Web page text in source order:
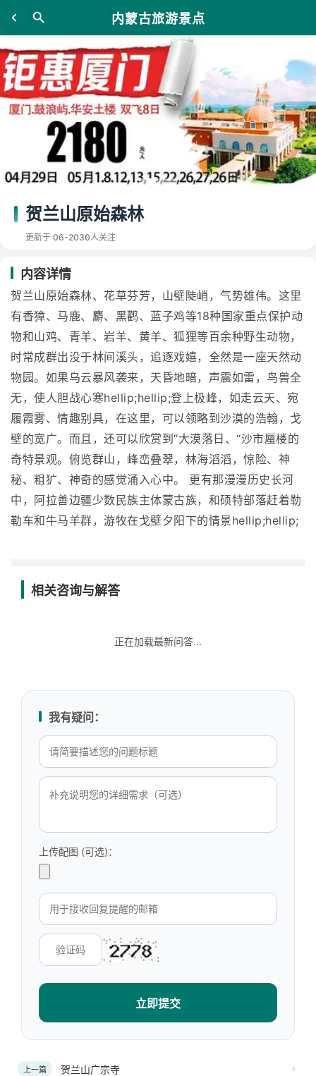
内蒙古旅游景点
贺兰山原始森林
更新于 06-2030人关注
内容详情
贺兰山原始森林、花草芬芳，山壁陡峭，气势雄伟。这里
有香獐、马鹿、麝、黑鹳、蓝子鸡等18种国家重点保护动
物和山鸡、青羊、岩羊、黄羊、狐狸等百余种野生动物，
时常成群出没于林间溪头，追逐戏嬉，全然是一座天然动
物园。如果乌云暴风袭来，天昏地暗，声震如雷，鸟兽全
无，使人胆战心寒hellip;hellip;登上极峰，如走云天、宛
履霞雾、情趣别具，在这里，可以领略到沙漠的浩翰，戈
壁的宽广。而且，还可以欣赏到“大漠落日、“沙市蜃楼的
奇特景观。俯览群山，峰峦叠翠，林海滔滔，惊险、神
秘、粗犷、神奇的感觉涌入心中。 更有那漫漫历史长河
中，阿拉善边疆少数民族主体蒙古族，和硕特部落赶着勒
勒车和牛马羊群，游牧在戈壁夕阳下的情景hellip;hellip;
相关咨询与解答
正在加载最新问答...
我有疑问：
上传配图 (可选)：
立即提交
上一篇 贺兰山广宗寺